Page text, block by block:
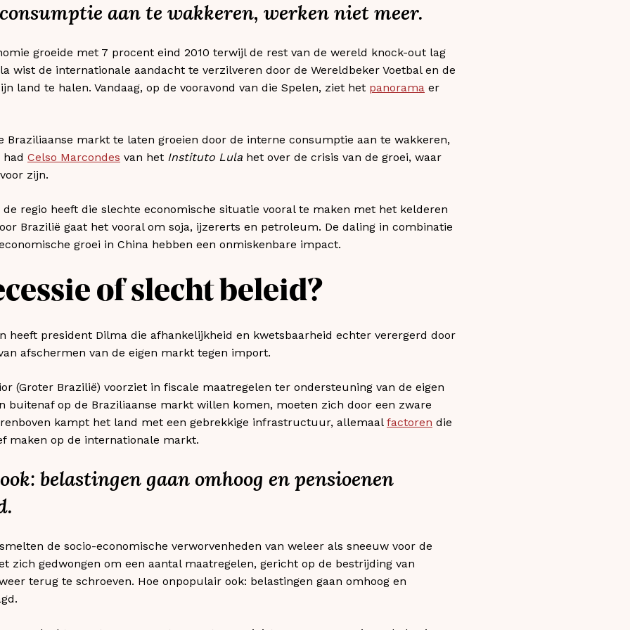
aan te wakkeren, werken niet meer.
groeide met 7 procent eind 2010 terwijl de rest van de wereld knock-out lag
wist de internationale aandacht te verzilveren door de Wereldbeker Voetbal en de
land te halen. Vandaag, op de vooravond van die Spelen, ziet het panorama er
Braziliaanse markt te laten groeien door de interne consumptie aan te wakkeren,
Celso Marcondes van het Instituto Lula het over de crisis van de groei, waar
zijn.
regio heeft die slechte economische situatie vooral te maken met het kelderen
Brazilië gaat het vooral om soja, ijzererts en petroleum. De daling in combinatie
groei in China hebben een onmiskenbare impact.
of slecht beleid?
heeft president Dilma die afhankelijkheid en kwetsbaarheid echter verergerd door
afschermen van de eigen markt tegen import.
(Groter Brazilië) voorziet in fiscale maatregelen ter ondersteuning van de eigen
buitenaf op de Braziliaanse markt willen komen, moeten zich door een zware
kampt het land met een gebrekkige infrastructuur, allemaal factoren die
maken op de internationale markt.
belastingen gaan omhoog en pensioenen
de socio-economische verworvenheden van weleer als sneeuw voor de
zich gedwongen om een aantal maatregelen, gericht op de bestrijding van
terug te schroeven. Hoe onpopulair ook: belastingen gaan omhoog en